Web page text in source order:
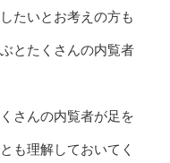
たいとお考えの方も
とたくさんの内覧者
さんの内覧者が足を
も理解しておいてく